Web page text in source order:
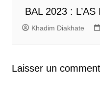
BAL 2023 :
Khadim Diakhate
Laisser un